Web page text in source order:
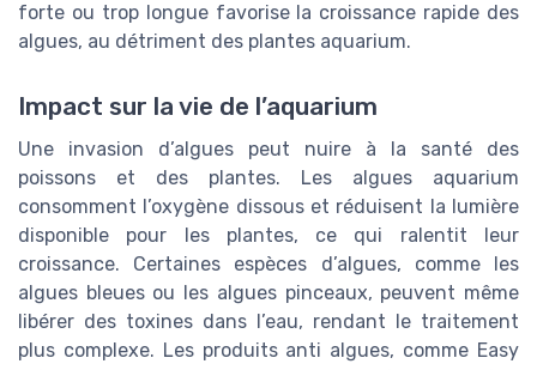
forte ou trop longue favorise la croissance rapide des
algues, au détriment des plantes aquarium.
Impact sur la vie de l’aquarium
Une invasion d’algues peut nuire à la santé des
poissons et des plantes. Les algues aquarium
consomment l’oxygène dissous et réduisent la lumière
disponible pour les plantes, ce qui ralentit leur
croissance. Certaines espèces d’algues, comme les
algues bleues ou les algues pinceaux, peuvent même
libérer des toxines dans l’eau, rendant le traitement
plus complexe. Les produits anti algues, comme Easy